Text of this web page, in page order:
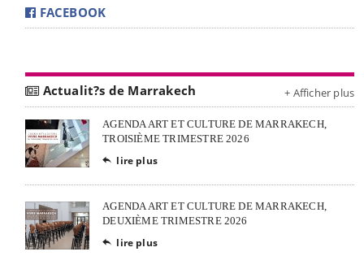
FACEBOOK
Actualit?s de Marrakech + Afficher plus
AGENDA ART ET CULTURE DE MARRAKECH,
TROISIÈME TRIMESTRE 2026
 lire plus
AGENDA ART ET CULTURE DE MARRAKECH,
DEUXIÈME TRIMESTRE 2026
 lire plus